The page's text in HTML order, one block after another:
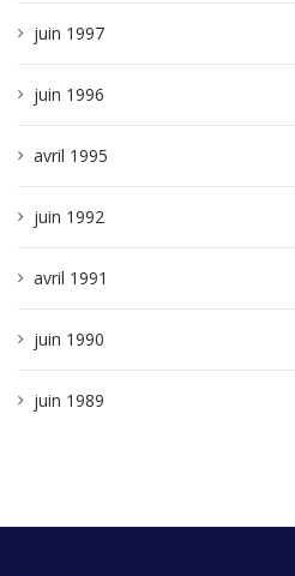
juin 1997
juin 1996
avril 1995
juin 1992
avril 1991
juin 1990
juin 1989